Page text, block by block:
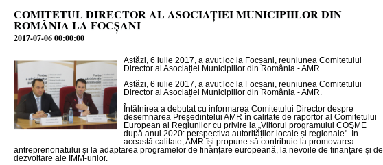
COMITETUL DIRECTOR AL ASOCIAȚIEI MUNICIPIILOR DIN
ROMÂNIA LA FOCȘANI
2017-07-06 00:00:00
Astăzi, 6 iulie 2017, a avut loc la Focșani, reuniunea Comitetului
Director al Asociației Municipiilor din România - AMR.
Astăzi, 6 iulie 2017, a avut loc la Focșani, reuniunea Comitetului
Director al Asociației Municipiilor din România - AMR.
Întâlnirea a debutat cu informarea Comitetului Director despre
desemnarea Președintelui AMR în calitate de raportor al Comitetului
European al Regiunilor cu privire la „Viitorul programului COSME
după anul 2020: perspectiva autorităților locale și regionale". În
această calitate, AMR își propune să contribuie la promovarea
antreprenoriatului și la adaptarea programelor de finanțare europeană, la nevoile de finanțare și de
dezvoltare ale IMM-urilor.